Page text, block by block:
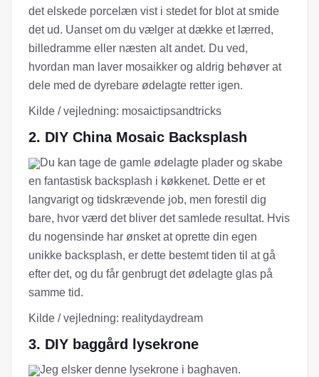
det elskede porcelæn vist i stedet for blot at smide
det ud. Uanset om du vælger at dække et lærred,
billedramme eller næsten alt andet. Du ved,
hvordan man laver mosaikker og aldrig behøver at
dele med de dyrebare ødelagte retter igen.
Kilde / vejledning: mosaictipsandtricks
2. DIY China Mosaic Backsplash
Du kan tage de gamle ødelagte plader og skabe
en fantastisk backsplash i køkkenet. Dette er et
langvarigt og tidskrævende job, men forestil dig
bare, hvor værd det bliver det samlede resultat. Hvis
du nogensinde har ønsket at oprette din egen
unikke backsplash, er dette bestemt tiden til at gå
efter det, og du får genbrugt det ødelagte glas på
samme tid.
Kilde / vejledning: realitydaydream
3. DIY baggård lysekrone
Jeg elsker denne lysekrone i baghaven.